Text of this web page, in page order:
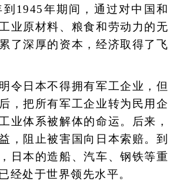
1945年期间，通过对中国和
业原材料、粮食和劳动力的无
了深厚的资本，经济取得了飞
日本不得拥有军工企业，但
，把所有军工企业转为民用企
业体系被解体的命运。后来，
，阻止被害国向日本索赔。到
日本的造船、汽车、钢铁等重
经处于世界领先水平。